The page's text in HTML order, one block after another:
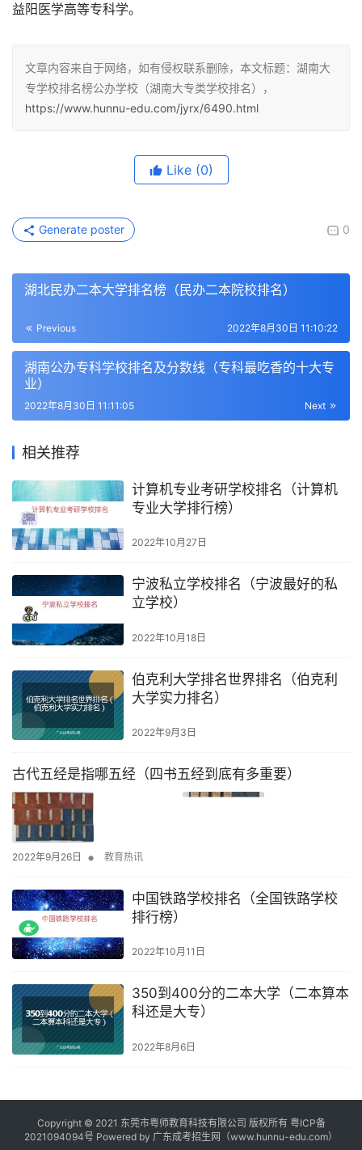
益阳医学高等专科学。
文章内容来自于网络，如有侵权联系删除，本文标题：湖南大
专学校排名榜公办学校（湖南大专类学校排名），
https://www.hunnu-edu.com/jyrx/6490.html
Like (0)
0
Generate poster
湖北民办二本大学排名榜（民办二本院校排名）
Previous 2022年8月30日 11:10:22
湖南公办专科学校排名及分数线（专科最吃香的十大专
业）
Next
2022年8月30日 11:11:05
相关推荐
计算机专业考研学校排名（计算机
专业大学排行榜）
2022年10月27日
宁波私立学校排名（宁波最好的私
立学校）
2022年10月18日
伯克利大学排名世界排名（伯克利
大学实力排名）
2022年9月3日
古代五经是指哪五经（四书五经到底有多重要）
2022年9月26日 • 教育热讯
中国铁路学校排名（全国铁路学校
排行榜）
2022年10月11日
350到400分的二本大学（二本算本
科还是大专）
2022年8月6日
Copyright © 2021 东莞市粤师教育科技有限公司 版权所有 粤ICP备
2021094094号 Powered by 广东成考招生网 （www.hunnu-edu.com）